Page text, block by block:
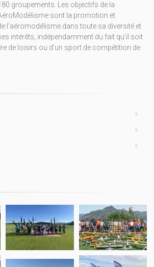
groupements. Les objectifs de la
sont la promotion et
l’aéromodélisme dans toute sa diversité et
intérêts, indépendamment du fait qu’il soit
de loisirs ou d’un sport de compétition de